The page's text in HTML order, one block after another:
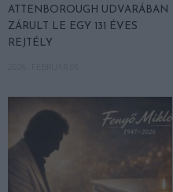
ATTENBOROUGH UDVARÁBAN
ZÁRULT LE EGY 131 ÉVES
REJTÉLY